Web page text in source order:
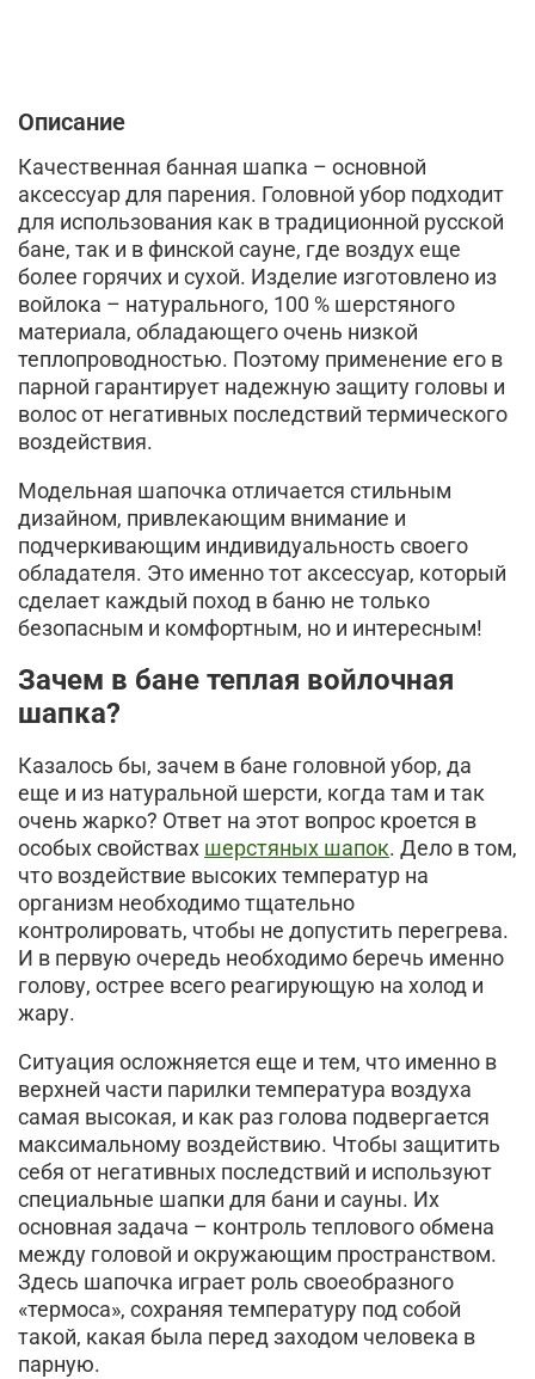
Описание
Качественная банная шапка – основной
аксессуар для парения. Головной убор подходит
для использования как в традиционной русской
бане, так и в финской сауне, где воздух еще
более горячих и сухой. Изделие изготовлено из
войлока – натурального, 100 % шерстяного
материала, обладающего очень низкой
теплопроводностью. Поэтому применение его в
парной гарантирует надежную защиту головы и
волос от негативных последствий термического
воздействия.
Модельная шапочка отличается стильным
дизайном, привлекающим внимание и
подчеркивающим индивидуальность своего
обладателя. Это именно тот аксессуар, который
сделает каждый поход в баню не только
безопасным и комфортным, но и интересным!
Зачем в бане теплая войлочная
шапка?
Казалось бы, зачем в бане головной убор, да
еще и из натуральной шерсти, когда там и так
очень жарко? Ответ на этот вопрос кроется в
особых свойствах шерстяных шапок. Дело в том,
что воздействие высоких температур на
организм необходимо тщательно
контролировать, чтобы не допустить перегрева.
И в первую очередь необходимо беречь именно
голову, острее всего реагирующую на холод и
жару.
Ситуация осложняется еще и тем, что именно в
верхней части парилки температура воздуха
самая высокая, и как раз голова подвергается
максимальному воздействию. Чтобы защитить
себя от негативных последствий и используют
специальные шапки для бани и сауны. Их
основная задача – контроль теплового обмена
между головой и окружающим пространством.
Здесь шапочка играет роль своеобразного
«термоса», сохраняя температуру под собой
такой, какая была перед заходом человека в
парную.